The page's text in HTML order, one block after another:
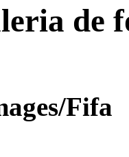
de
Fifa